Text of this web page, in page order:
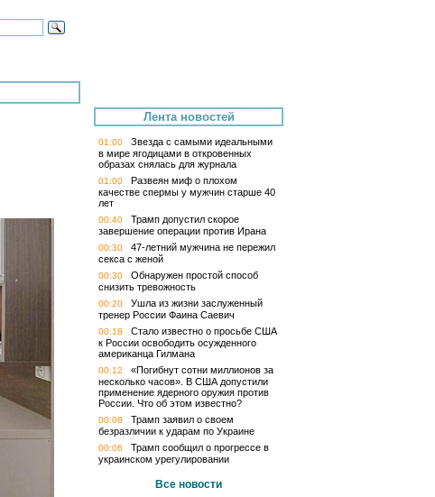
Лента новостей
01:00
Звезда с самыми идеальными
в мире ягодицами в откровенных
образах снялась для журнала
01:00
Развеян миф о плохом
качестве спермы у мужчин старше 40
лет
00:40
Трамп допустил скорое
завершение операции против Ирана
00:30
47-летний мужчина не пережил
секса с женой
00:30
Обнаружен простой способ
снизить тревожность
00:20
Ушла из жизни заслуженный
тренер России Фаина Саевич
00:18
Стало известно о просьбе США
к России освободить осужденного
американца Гилмана
00:12
«Погибнут сотни миллионов за
несколько часов». В США допустили
применение ядерного оружия против
России. Что об этом известно?
00:08
Трамп заявил о своем
безразличии к ударам по Украине
00:06
Трамп сообщил о прогрессе в
украинском урегулировании
Все новости